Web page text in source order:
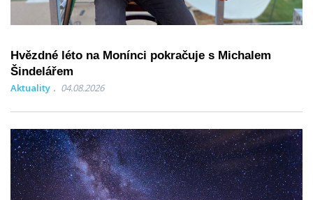
Hvězdné léto na Monínci pokračuje s Michalem
Šindelářem
Aktuality 04.08.2026